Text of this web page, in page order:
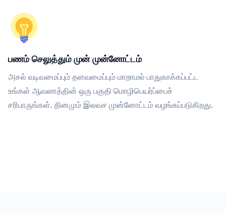
பணம் செலுத்தும் முன் முன்னோட்டம்
அசல் வடிவமைப்பும் தளவமைப்பும் மாறாமல் பாதுகாக்கப்பட்ட
உங்கள் ஆவணத்தின் ஒரு பகுதி மொழிபெயர்ப்பைச்
சரிபாருங்கள். தினமும் இலவச முன்னோட்டம் வழங்கப்படுகிறது.